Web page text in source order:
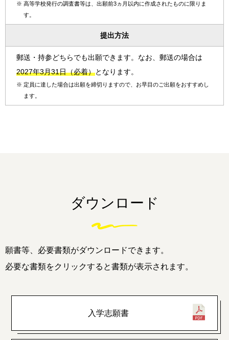
※ 高等学校発行の調査書等は、出願前3ヵ月以内に作成されたものに限りま
す。
提出方法
郵送・持参どちらでも出願できます。なお、郵送の場合は
2027年3月31日（必着）となります。
※ 定員に達した場合は出願を締切りますので、お早目のご出願をおすすめし
ます。
ダウンロード
願書等、必要書類がダウンロードできます。
必要な書類をクリックすると書類が表示されます。
入学志願書